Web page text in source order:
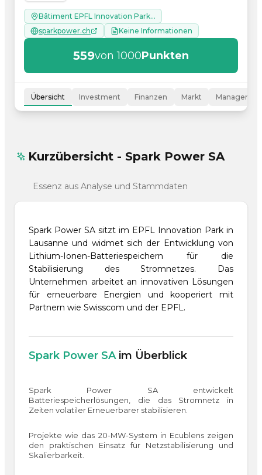
Bâtiment EPFL Innovation Park , 1015 Lausanne
sparkpower.ch
Keine Informationen
559von 1000Punkten
Übersicht Investment Finanzen Markt
Kurzübersicht - Spark Power SA
Essenz aus Analyse und Stammdaten
Spark Power SA sitzt im EPFL Innovation Park in
Lausanne und widmet sich der Entwicklung von
Lithium-Ionen-Batteriespeichern für die
Stabilisierung des Stromnetzes. Das
Unternehmen arbeitet an innovativen Lösungen
für erneuerbare Energien und kooperiert mit
Partnern wie Swisscom und der EPFL.
Spark Power SAim Überblick
Spark Power SA entwickelt
Batteriespeicherlösungen, die das Stromnetz in
Zeiten volatiler Erneuerbarer stabilisieren.
Projekte wie das 20-MW-System in Ecublens zeigen
den praktischen Einsatz für Netzstabilisierung und
Skalierbarkeit.